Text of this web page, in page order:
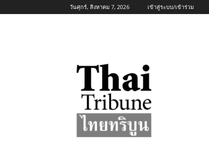
วันศุกร์, สิงหาคม 7, 2026 เข้าสู่ระบบ/เข้าร่วม